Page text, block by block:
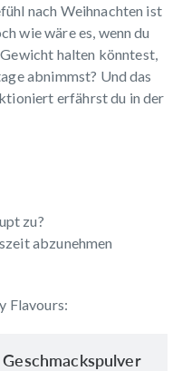
nach Weihnachten ist
wie wäre es, wenn du
halten könntest,
abnimmst? Und das
erfährst du in der
zu?
abzunehmen
Flavours: